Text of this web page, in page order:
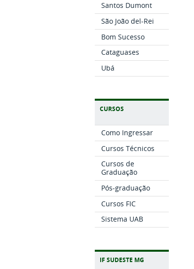
Santos Dumont
São João del-Rei
Bom Sucesso
Cataguases
Ubá
CURSOS
Como Ingressar
Cursos Técnicos
Cursos de
Graduação
Pós-graduação
Cursos FIC
Sistema UAB
IF SUDESTE MG